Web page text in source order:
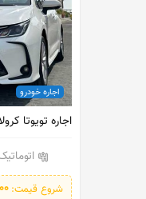
اجاره خودرو
اجاره تویوتا کرولا 1404 - 2025
اتوماتیک
شروع قیمت: